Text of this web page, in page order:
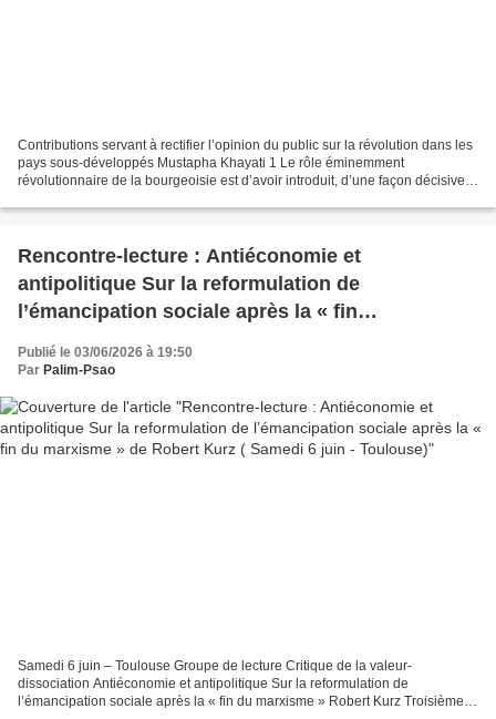
Contributions servant à rectifier l’opinion du public sur la révolution dans les
pays sous-développés Mustapha Khayati 1 Le rôle éminemment
révolutionnaire de la bourgeoisie est d’avoir introduit, d’une façon décisive
Rencontre-lecture : Antiéconomie et
antipolitique Sur la reformulation de
l’émancipation sociale après la « fin
Toulouse)
Publié le 03/06/2026 à 19:50
Par Palim-Psao
Samedi 6 juin – Toulouse Groupe de lecture Critique de la valeur-
dissociation Antiéconomie et antipolitique Sur la reformulation de
l’émancipation sociale après la « fin du marxisme » Robert Kurz Troisième